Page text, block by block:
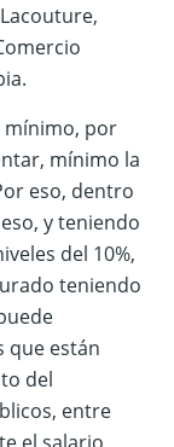
mínimo, por
mínimo la
eso, dentro
y teniendo
del 10%,
teniendo
que están
del
entre